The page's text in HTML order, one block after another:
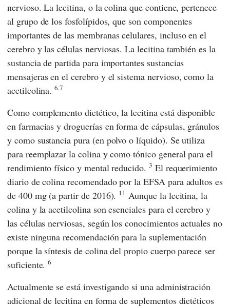
nervioso. La lecitina, o la colina que contiene, pertenece
al grupo de los fosfolípidos, que son componentes
importantes de las membranas celulares, incluso en el
cerebro y las células nerviosas. La lecitina también es la
sustancia de partida para importantes sustancias
mensajeras en el cerebro y el sistema nervioso, como la
acetilcolina.6.7
Como complemento dietético, la lecitina está disponible
en farmacias y droguerías en forma de cápsulas, gránulos
y como sustancia pura (en polvo o líquido). Se utiliza
para reemplazar la colina y como tónico general para el
rendimiento físico y mental reducido. 3 El requerimiento
diario de colina recomendado por la EFSA para adultos es
de 400 mg (a partir de 2016). 11 Aunque la lecitina, la
colina y la acetilcolina son esenciales para el cerebro y
las células nerviosas, según los conocimientos actuales no
existe ninguna recomendación para la suplementación
porque la síntesis de colina del propio cuerpo parece ser
suficiente.6
Actualmente se está investigando si una administración
adicional de lecitina en forma de suplementos dietéticos